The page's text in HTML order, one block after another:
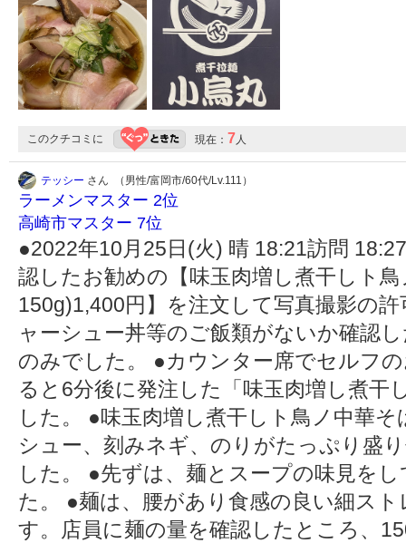
このクチコミに 現在： 7人
テッシー さん （男性/富岡市/60代/Lv.111）
ラーメンマスター 2位
高崎市マスター 7位
●2022年10月25日(火) 晴 18:21訪問
認したお勧めの【味玉肉増し煮干しト
150g)1,400円】を注文して写真撮影の
ャーシュー丼等のご飯類がないか確認
のみでした。 ●カウンター席でセルフ
ると6分後に発注した「味玉肉増し煮干
した。 ●味玉肉増し煮干しト鳥ノ中華
シュー、刻みネギ、のりがたっぷり盛
した。 ●先ずは、麺とスープの味見を
た。 ●麺は、腰があり食感の良い細ス
す。店員に麺の量を確認したところ、